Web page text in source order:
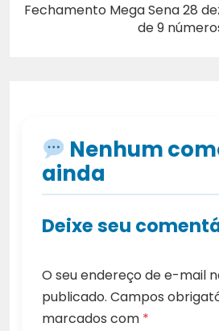
Fechamento Mega Sena 28
de 9
Nenhum
ainda
Deixe seu
O seu endereço de e-mail
publicado. Campos
marcados com *